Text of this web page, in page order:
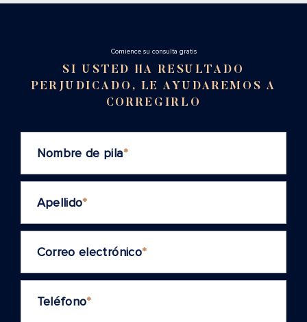
Cоmience su consulta gratis
SI USTED HA RESULTADO
PERJUDICADO, LE AYUDAREMOS A
CORREGIRLO
Nombre de pila*
Apellido*
Correo electrónico*
Teléfono*